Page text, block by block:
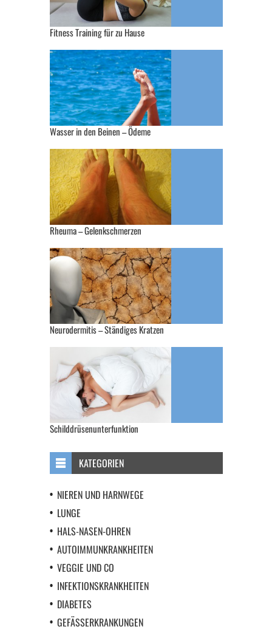
Fitness Training für zu Hause
Wasser in den Beinen – Ödeme
Rheuma – Gelenkschmerzen
Neurodermitis – Ständiges Kratzen
Schilddrüsenunterfunktion
KATEGORIEN
NIEREN UND HARNWEGE
LUNGE
HALS-NASEN-OHREN
AUTOIMMUNKRANKHEITEN
VEGGIE UND CO
INFEKTIONSKRANKHEITEN
DIABETES
GEFÄSSERKRANKUNGEN